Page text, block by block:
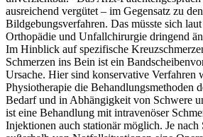
ausreichend vergütet – im Gegensatz zu
Bildgebungsverfahren. Das müsste sich
Orthopädie und Unfallchirurgie dringend
Im Hinblick auf spezifische
Schmerzen ins Bein ist ein
Ursache. Hier sind konservative Verfahren
Physiotherapie die Behandlungsmethoden
Bedarf und in Abhängigkeit von Schwere
ist eine Behandlung mit intravenöser
Injektionen auch stationär möglich. Je nach